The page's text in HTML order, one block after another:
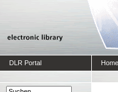
DLR Portal Home